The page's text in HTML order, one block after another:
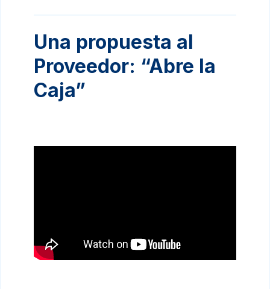
Una propuesta al
Proveedor: “Abre la
Caja”